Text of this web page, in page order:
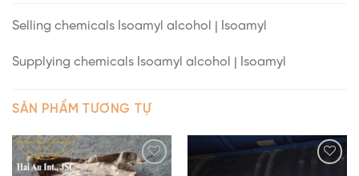
Selling chemicals Isoamyl alcohol | Isoamyl
Supplying chemicals Isoamyl alcohol | Isoamyl
SẢN PHẨM TƯƠNG TỰ